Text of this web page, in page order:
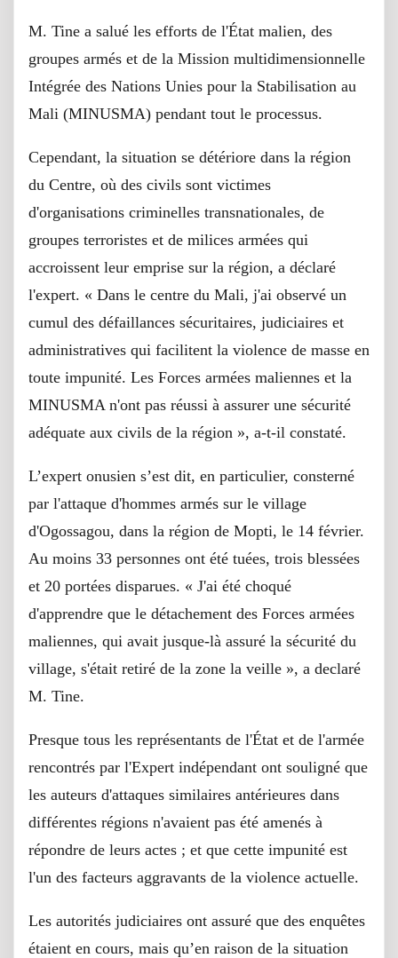
M. Tine a salué les efforts de l'État malien, des
groupes armés et de la Mission multidimensionnelle
Intégrée des Nations Unies pour la Stabilisation au
Mali (MINUSMA) pendant tout le processus.
Cependant, la situation se détériore dans la région
du Centre, où des civils sont victimes
d'organisations criminelles transnationales, de
groupes terroristes et de milices armées qui
accroissent leur emprise sur la région, a déclaré
l'expert. « Dans le centre du Mali, j'ai observé un
cumul des défaillances sécuritaires, judiciaires et
administratives qui facilitent la violence de masse en
toute impunité. Les Forces armées maliennes et la
MINUSMA n'ont pas réussi à assurer une sécurité
adéquate aux civils de la région », a-t-il constaté.
L’expert onusien s’est dit, en particulier, consterné
par l'attaque d'hommes armés sur le village
d'Ogossagou, dans la région de Mopti, le 14 février.
Au moins 33 personnes ont été tuées, trois blessées
et 20 portées disparues. « J'ai été choqué
d'apprendre que le détachement des Forces armées
maliennes, qui avait jusque-là assuré la sécurité du
village, s'était retiré de la zone la veille », a declaré
M. Tine.
Presque tous les représentants de l'État et de l'armée
rencontrés par l'Expert indépendant ont souligné que
les auteurs d'attaques similaires antérieures dans
différentes régions n'avaient pas été amenés à
répondre de leurs actes ; et que cette impunité est
l'un des facteurs aggravants de la violence actuelle.
Les autorités judiciaires ont assuré que des enquêtes
étaient en cours, mais qu’en raison de la situation